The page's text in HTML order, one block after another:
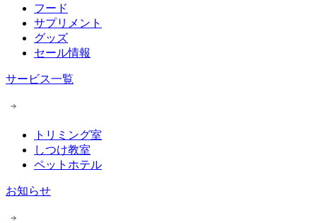
フード
サプリメント
グッズ
セール情報
サービス一覧
トリミング室
しつけ教室
ペットホテル
お知らせ